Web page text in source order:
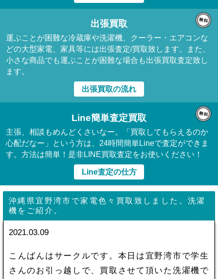
出張買取
運ぶことが困難な冷蔵庫や洗濯機、クーラー・エアコンな
どの大型家電、家具等には出張査定/買取致します。また、
小さな商品でも運ぶことが困難な場合も出張買取査定致し
ます。
出張買取の流れ
Line簡単査定買取
主張、相談もめんどくさいなー。「買取してもらえるのか
心配だなー」という方は、24時間簡単Lineで査定ができま
す。方法は簡単！是非LINE買取査定をお使いください！
Line査定の仕方
沖縄県宜野湾市で家電色々買取致しました。洗濯
機をご紹介。
2021.03.09
こんばんはサークルです。本日は宜野湾市で学生
さんのお引っ越しで、買取させて頂いた洗濯機で